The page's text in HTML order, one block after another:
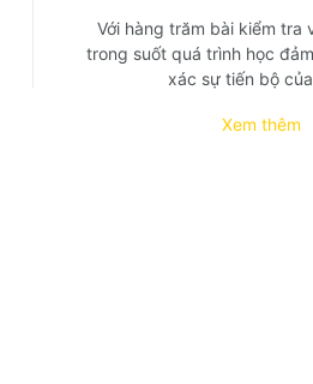
Với hàng trăm bài kiểm tra
trong suốt quá trình học
xác sự tiến bộ
Xem thêm